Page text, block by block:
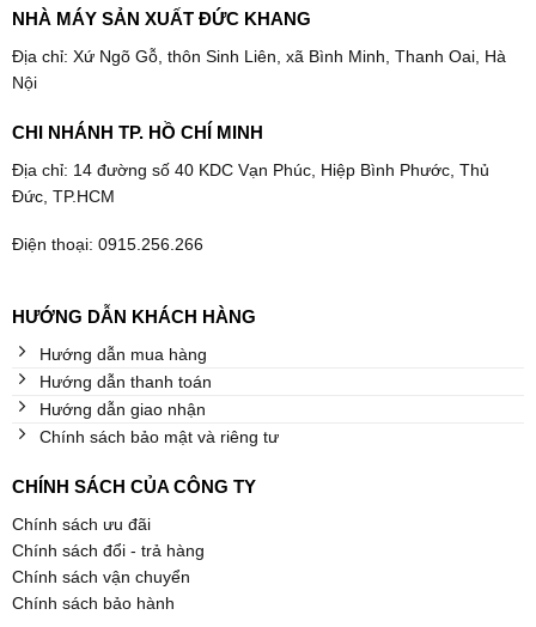
NHÀ MÁY SẢN XUẤT ĐỨC KHANG
Địa chỉ: Xứ Ngõ Gỗ, thôn Sinh Liên, xã Bình Minh, Thanh Oai, Hà
Nội
CHI NHÁNH TP. HỒ CHÍ MINH
Địa chỉ: 14 đường số 40 KDC Vạn Phúc, Hiệp Bình Phước, Thủ
Đức, TP.HCM
Điện thoại: 0915.256.266
HƯỚNG DẪN KHÁCH HÀNG
Hướng dẫn mua hàng
Hướng dẫn thanh toán
Hướng dẫn giao nhận
Chính sách bảo mật và riêng tư
CHÍNH SÁCH CỦA CÔNG TY
Chính sách ưu đãi
Chính sách đổi - trả hàng
Chính sách vận chuyển
Chính sách bảo hành